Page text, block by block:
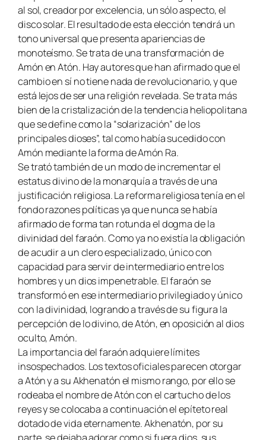
al sol, creador por excelencia, un sólo aspecto, el
disco solar. El resultado de esta elección tendrá un
tono universal que presenta apariencias de
monoteísmo. Se trata de una transformación de
Amón en Atón. Hay autores que han afirmado que el
cambio en sí no tiene nada de revolucionario, y que
está lejos de ser una religión revelada. Se trata más
bien de la cristalización de la tendencia heliopolitana
que se define como la “solarización” de los
principales dioses”, tal como había sucedido con
Amón mediante la forma de Amón Ra.
Se trató también de un modo de incrementar el
estatus divino de la monarquía a través de una
justificación religiosa. La reforma religiosa tenía en el
fondo razones políticas ya que nunca se había
afirmado de forma tan rotunda el dogma de la
divinidad del faraón. Como ya no existía la obligación
de acudir a un clero especializado, único con
capacidad para servir de intermediario entre los
hombres y un dios impenetrable. El faraón se
transformó en ese intermediario privilegiado y único
con la divinidad, logrando a través de su figura la
percepción de lo divino, de Atón, en oposición al dios
oculto, Amón.
La importancia del faraón adquiere límites
insospechados. Los textos oficiales parecen otorgar
a Atón y a su Akhenatón el mismo rango, por ello se
rodeaba el nombre de Atón con el cartucho de los
reyes y se colocaba a continuación el epíteto real
dotado de vida eternamente. Akhenatón, por su
parte, se dejaba adorar como si fuera dios, sus